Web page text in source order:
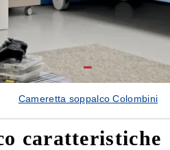
Cameretta soppalco Colombini
caratteristiche